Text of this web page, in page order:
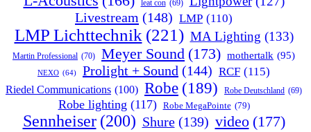
leat con (69)
Livestream (148) LMP (110)
LMP Lichttechnik (221) MA Lighting (133)
Martin Professional (70) Meyer Sound (173) mothertalk (95)
NEXO (64) Prolight + Sound (144) RCF (115)
Riedel Communications (100) Robe (189) Robe Deutschland (69)
Robe lighting (117) Robe MegaPointe (79)
Sennheiser (200) Shure (139) video (177)